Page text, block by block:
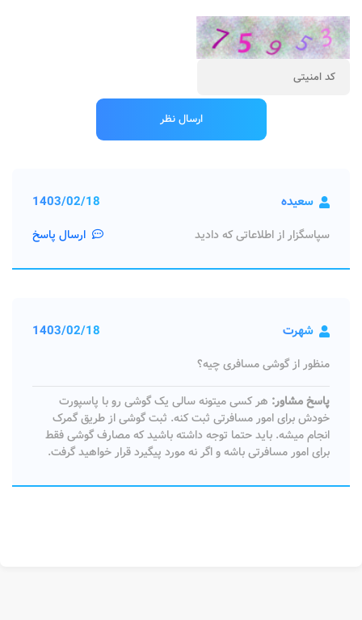
سعیده 1403/02/18
سپاسگزار از اطلاعاتی که دادید ارسال پاسخ
شهرت 1403/02/18
منظور از گوشی مسافری چیه؟
پاسخ مشاور: هر کسی میتونه سالی یک گوشی رو با پاسپورت
خودش برای امور مسافرتی ثبت کنه. ثبت گوشی از طریق گمرک
انجام میشه. باید حتما توجه داشته باشید که مصارف گوشی فقط
برای امور مسافرتی باشه و اگر نه مورد پیگیرد قرار خواهید گرفت.